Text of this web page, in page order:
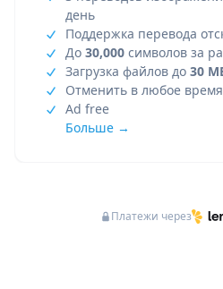
день
Поддержка перевода
До 30,000 символов за
Загрузка файлов до 30
Отменить в любое время
Ad free
Больше →
Платежи через